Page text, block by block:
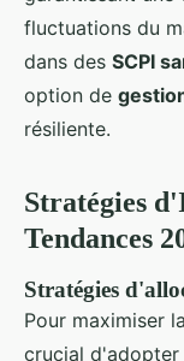
fluctuations du
dans des SCPI
option de
résiliente.
Stratégies
Tendances
Stratégies
Pour maximiser la
crucial